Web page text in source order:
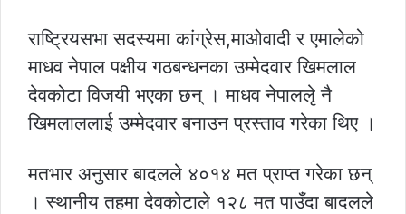
राष्ट्रियसभा सदस्यमा कांग्रेस,माओवादी र एमालेको
माधव नेपाल पक्षीय गठबन्धनका उम्मेदवार खिमलाल
देवकोटा विजयी भएका छन् । माधव नेपाललृे नै
खिमलाललाई उम्मेदवार बनाउन प्रस्ताव गरेका थिए ।
मतभार अनुसार बादलले ४०१४ मत प्राप्त गरेका छन्
। स्थानीय तहमा देवकोटाले १२८ मत पाउँदा बादलले